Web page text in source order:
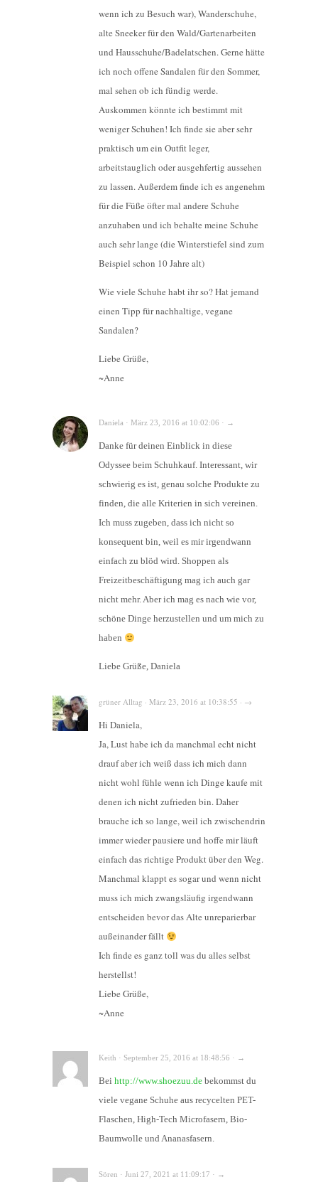
wenn ich zu Besuch war), Wanderschuhe,
alte Sneeker für den Wald/Gartenarbeiten
und Hausschuhe/Badelatschen. Gerne hätte
ich noch offene Sandalen für den Sommer,
mal sehen ob ich fündig werde.
Auskommen könnte ich bestimmt mit
weniger Schuhen! Ich finde sie aber sehr
praktisch um ein Outfit leger,
arbeitstauglich oder ausgehfertig aussehen
zu lassen. Außerdem finde ich es angenehm
für die Füße öfter mal andere Schuhe
anzuhaben und ich behalte meine Schuhe
auch sehr lange (die Winterstiefel sind zum
Beispiel schon 10 Jahre alt)
Wie viele Schuhe habt ihr so? Hat jemand
einen Tipp für nachhaltige, vegane
Sandalen?
Liebe Grüße,
~Anne
Daniela · März 23, 2016 at 10:02:06 · →
Danke für deinen Einblick in diese
Odyssee beim Schuhkauf. Interessant, wir
schwierig es ist, genau solche Produkte zu
finden, die alle Kriterien in sich vereinen.
Ich muss zugeben, dass ich nicht so
konsequent bin, weil es mir irgendwann
einfach zu blöd wird. Shoppen als
Freizeitbeschäftigung mag ich auch gar
nicht mehr. Aber ich mag es nach wie vor,
schöne Dinge herzustellen und um mich zu
haben
Liebe Grüße, Daniela
grüner Alltag · März 23, 2016 at 10:38:55 · →
Hi Daniela,
Ja, Lust habe ich da manchmal echt nicht
drauf aber ich weiß dass ich mich dann
nicht wohl fühle wenn ich Dinge kaufe mit
denen ich nicht zufrieden bin. Daher
brauche ich so lange, weil ich zwischendrin
immer wieder pausiere und hoffe mir läuft
einfach das richtige Produkt über den Weg.
Manchmal klappt es sogar und wenn nicht
muss ich mich zwangsläufig irgendwann
entscheiden bevor das Alte unreparierbar
außeinander fällt
Ich finde es ganz toll was du alles selbst
herstellst!
Liebe Grüße,
~Anne
Keith · September 25, 2016 at 18:48:56 · →
Bei http://www.shoezuu.de bekommst du
viele vegane Schuhe aus recycelten PET-
Flaschen, High-Tech Microfasern, Bio-
Baumwolle und Ananasfasern.
Sören · Juni 27, 2021 at 11:09:17 · →